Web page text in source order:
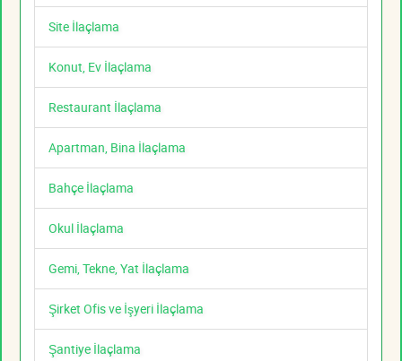
Site İlaçlama
Konut, Ev İlaçlama
Restaurant İlaçlama
Apartman, Bina İlaçlama
Bahçe İlaçlama
Okul İlaçlama
Gemi, Tekne, Yat İlaçlama
Şirket Ofis ve İşyeri İlaçlama
Şantiye İlaçlama